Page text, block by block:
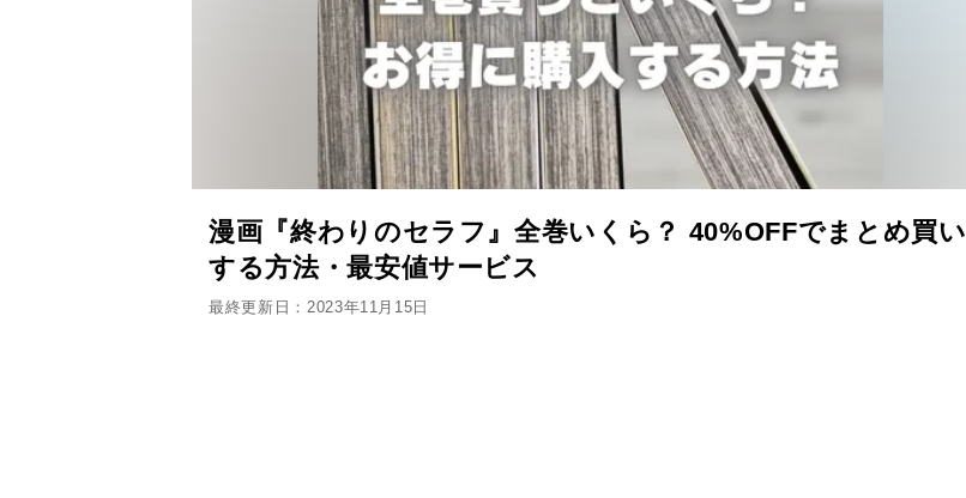
漫画『終わりのセラフ』全巻いくら？ 40%OFFでまとめ買い
する方法・最安値サービス
最終更新日：2023年11月15日